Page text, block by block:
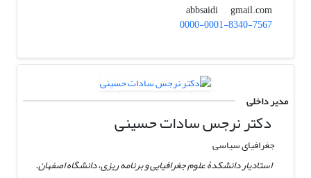
abbsaidi
gmail.com
0000-0001-8340-7567
مدیر داخلی
دکتر نرجس سادات حسینی
جغرافیای سیاسی
استادیار دانشکدۀ علوم جغرافیایی و برنامه ریزی، دانشگاه اصفهان.